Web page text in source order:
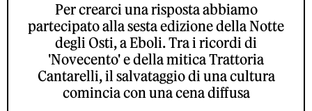
Per crearci una risposta abbiamo
partecipato alla sesta edizione della Notte
degli Osti, a Eboli. Tra i ricordi di
'Novecento' e della mitica Trattoria
Cantarelli, il salvataggio di una cultura
comincia con una cena diffusa